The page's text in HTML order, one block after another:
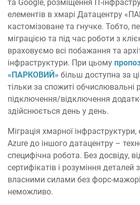
та Google, розміщення ІТ-
елементів в хмарі Датацентру
кастомізоване та гнучке. Тобто,
міграцією та під час роботи з
враховуємо всі побажання та
інфраструктури. При цьому
«ПАРКОВИЙ» більш доступна за
тільки за спожиті обчислювальні
підключення/відключення
здійснюється день у день.
Міграція хмарної
Azure до іншого датацентру –
специфічна робота. Без досвіду,
сертифікатів і розуміння
власними силами без форс-
неможливо.